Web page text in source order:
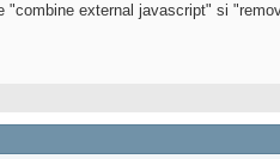
external javascript" si